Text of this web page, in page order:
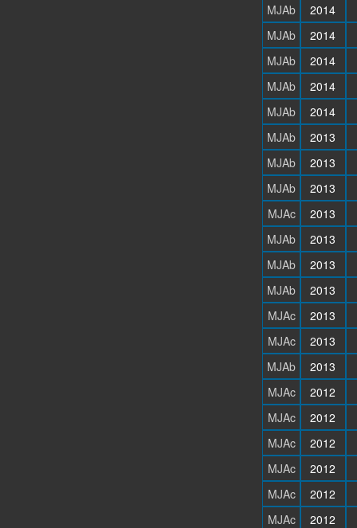
MJAb
2014
MJAb
2014
MJAb
2014
MJAb
2014
MJAb
2014
MJAb
2013
MJAb
2013
MJAb
2013
MJAc
2013
MJAb
2013
MJAb
2013
MJAb
2013
MJAc
2013
MJAc
2013
MJAb
2013
MJAc
2012
MJAc
2012
MJAc
2012
MJAc
2012
MJAc
2012
MJAc
2012